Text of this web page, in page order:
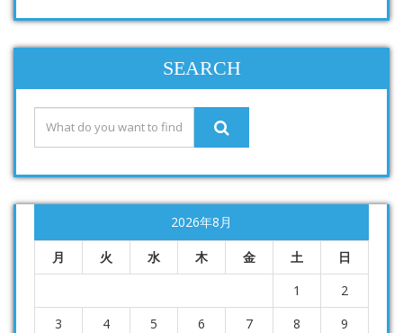
SEARCH
2026年8月
月 火 水 木 金 土
日
1
2
3
4 5 6 7 8
9